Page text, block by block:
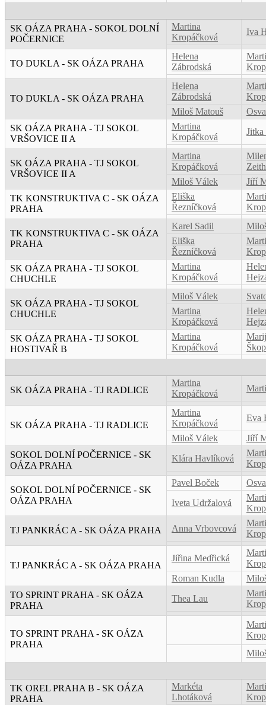
SK OÁZA PRAHA - SOKOL DOLNÍ
POČERNICE
Martina
Kropáčková
Iva
TO DUKLA - SK OÁZA PRAHA
Helena
Zábrodská
TO DUKLA - SK OÁZA PRAHA
Helena
Zábrodská
Miloš Matouš
SK OÁZA PRAHA - TJ SOKOL
VRŠOVICE II A
Martina
Kropáčková
Jitka
SK OÁZA PRAHA - TJ SOKOL
VRŠOVICE II A
Martina
Kropáčková
Miloš Válek
Jiří
TK KONSTRUKTIVA C - SK OÁZA
PRAHA
Eliška
Řezníčková
TK KONSTRUKTIVA C - SK OÁZA
PRAHA
Karel Sadil
Eliška
Řezníčková
SK OÁZA PRAHA - TJ SOKOL
CHUCHLE
Martina
Kropáčková
SK OÁZA PRAHA - TJ SOKOL
CHUCHLE
Miloš Válek
Martina
Kropáčková
SK OÁZA PRAHA - TJ SOKOL
HOSTIVAŘ B
Martina
Kropáčková
SK OÁZA PRAHA - TJ RADLICE
Martina
Kropáčková
SK OÁZA PRAHA - TJ RADLICE
Martina
Kropáčková
Eva
Miloš Válek
Jiří
SOKOL DOLNÍ POČERNICE - SK
OÁZA PRAHA
Klára Havlíková
SOKOL DOLNÍ POČERNICE - SK
OÁZA PRAHA
Pavel Boček
Iveta Udržalová
TJ PANKRÁC A - SK OÁZA PRAHA Anna Vrbovcová
TJ PANKRÁC A - SK OÁZA PRAHA
Jiřina Medřická
Roman Kudla
TO SPRINT PRAHA - SK OÁZA
PRAHA
Thea Lau
TO SPRINT PRAHA - SK OÁZA
PRAHA
TK OREL PRAHA B - SK OÁZA
PRAHA
Markéta
Lhotáková